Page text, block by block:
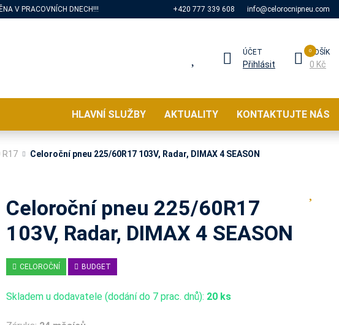
V PRACOVNÍCH DNECH!!! +420 777 339 608 info@celorocnipneu.com
ÚČET
Přihlásit
KOŠÍK
0 Kč
HLAVNÍ SLUŽBY AKTUALITY KONTAKTUJTE NÁS
R17 Celoroční pneu 225/60R17 103V, Radar, DIMAX 4 SEASON
Celoroční pneu 225/60R17
103V, Radar, DIMAX 4 SEASON
CELOROČNÍ BUDGET
Skladem u dodavatele (dodání do 7 prac. dnů): 20 ks